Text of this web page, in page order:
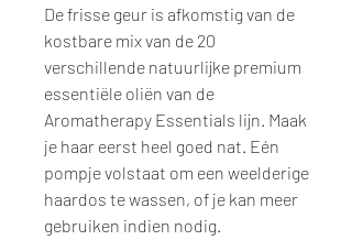
De frisse geur is afkomstig van de
kostbare mix van de 20
verschillende natuurlijke premium
essentiële oliën van de
Aromatherapy Essentials lijn. Maak
je haar eerst heel goed nat. Eén
pompje volstaat om een weelderige
haardos te wassen, of je kan meer
gebruiken indien nodig.